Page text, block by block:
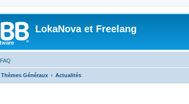
LokaNova et Freelang
FAQ
Thèmes Généraux Actualités